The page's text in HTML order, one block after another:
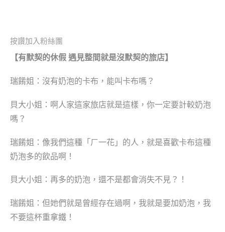
按讚加入粉絲團
【有默契的休假 遇見整間就是沒默契的旅店】
瑞餚姐：沒有奶泡的卡布，能叫卡布嗎？
貝大小姐：啊人家這家旅店就是這樣，你一定要計較奶泡
嗎？
瑞餚姐：像我們這種「ㄏ一花」的人，就是喜歡卡布這種
奶泡多的飲品啊！
貝大小姐：再多的奶泡，還不是都會消失不見？！
瑞餚姐：但她們就是曾經存在過啊 ，我就是要加奶泡，我
不要這杯重拿鐵！